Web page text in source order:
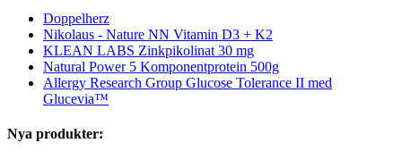
Doppelherz
Nikolaus - Nature NN Vitamin D3 + K2
KLEAN LABS Zinkpikolinat 30 mg
Natural Power 5 Komponentprotein 500g
Allergy Research Group Glucose Tolerance II med
Glucevia™
Nya produkter: